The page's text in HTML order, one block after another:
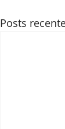
Posts